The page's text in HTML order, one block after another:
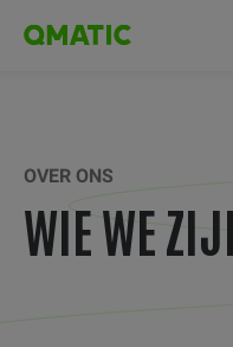
OVER ONS
WIE WE